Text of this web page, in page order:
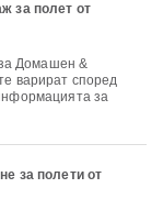
за полет от
варират според
за
за полети от